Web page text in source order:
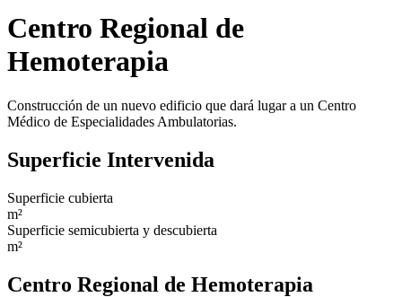
Centro Regional de
Hemoterapia
Construcción de un nuevo edificio que dará lugar a un Centro
Médico de Especialidades Ambulatorias.
Superficie Intervenida
Superficie cubierta
m²
Superficie semicubierta y descubierta
m²
Centro Regional de Hemoterapia